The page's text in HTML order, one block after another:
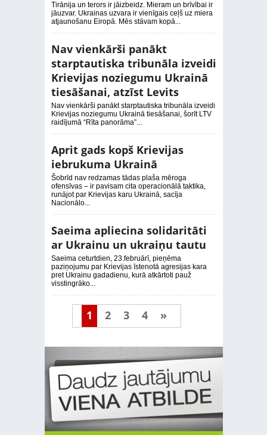
Tirānija un terors ir jāizbeidz. Mieram un brīvībai ir
jāuzvar. Ukrainas uzvara ir vienīgais ceļš uz miera
atjaunošanu Eiropā. Mēs stāvam kopā...
Nav vienkārši panākt
starptautiska tribunāla izveidi
Krievijas noziegumu Ukrainā
tiesāšanai, atzīst Levits
Nav vienkārši panākt starptautiska tribunāla izveidi
Krievijas noziegumu Ukrainā tiesāšanai, šorīt LTV
raidījumā “Rīta panorāma”...
Aprit gads kopš Krievijas
iebrukuma Ukrainā
Šobrīd nav redzamas tādas plaša mēroga
ofensīvas – ir pavisam cita operacionālā taktika,
runājot par Krievijas karu Ukrainā, sacīja
Nacionālo...
Saeima apliecina solidaritāti
ar Ukrainu un ukraiņu tautu
Saeima ceturtdien, 23.februārī, pieņēma
paziņojumu par Krievijas īstenotā agresijas kara
pret Ukrainu gadadienu, kurā atkārtoti pauž
visstingrāko...
1 2 3 4 »